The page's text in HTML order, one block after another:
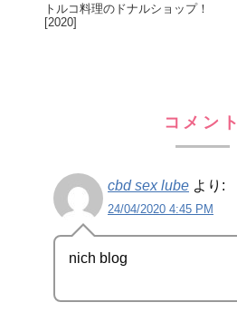
トルコ料理のドナルショップ！
[2020]
コメント
cbd sex lube より:
24/04/2020 4:45 PM
nich blog